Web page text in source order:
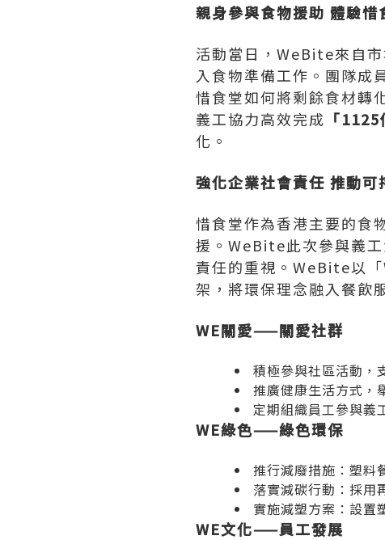
親身參與食物援助 體驗惜
活動當日，WeBite來自
入食物準備工作。團隊成
惜食堂如何將剩餘食材轉
義工協力高效完成 「1125
化。
強化企業社會責任 推動可
惜食堂作為香港主要的食
援。WeBite此次參與義
責任的重視。WeBite以
架，將環保理念融入餐飲
WE關愛——關愛社群
積極參與社區活動，
推廣健康生活方式，
定期組織員工參與義
WE綠色——綠色環保
推行減廢措施：塑料
落實減碳行動：採用
實施減塑方案：設置
WE文化——員工發展